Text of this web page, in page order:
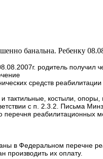
банальна. Ребенку
родитель
средств
тактильные, костыли, опоры,
с п. 2.3.2. Письма
реабилитационных
в Федеральном перечне
производить их оплату.